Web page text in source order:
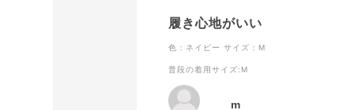
履き心地がいい
色：ネイビー サイズ：M
普段の着用サイズ:M
m